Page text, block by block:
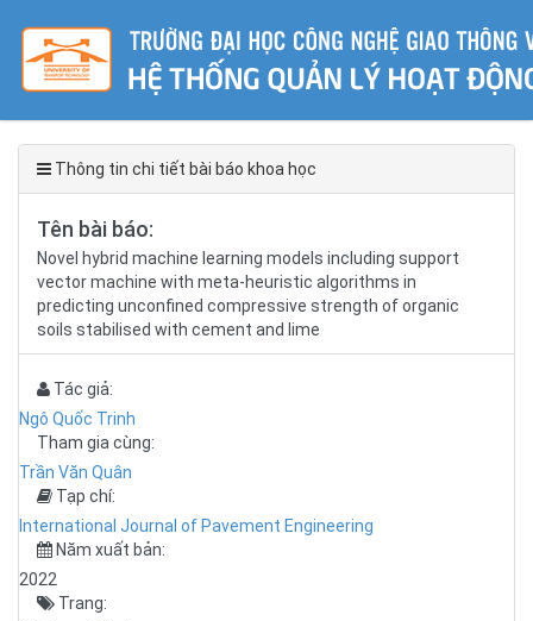
Thông tin chi tiết bài báo khoa học
Tên bài báo:
Novel hybrid machine learning models including support
vector machine with meta-heuristic algorithms in
predicting unconfined compressive strength of organic
soils stabilised with cement and lime
Tác giả:
Ngô Quốc Trinh
Tham gia cùng:
Trần Văn Quân
Tạp chí:
International Journal of Pavement Engineering
Năm xuất bản:
2022
Trang: